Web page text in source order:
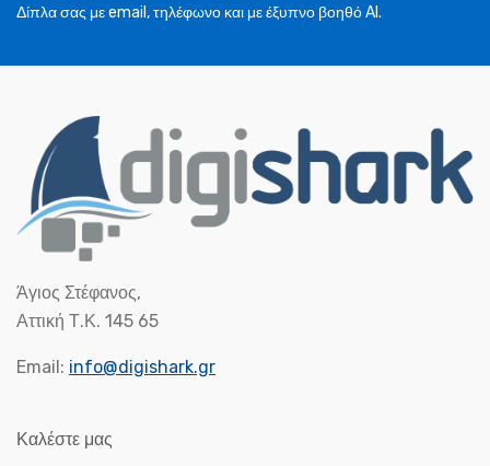
Δίπλα σας με email, τηλέφωνο και με έξυπνο βοηθό AI.
Άγιος Στέφανος,
Αττική Τ.Κ. 145 65
Email: info@digishark.gr
Καλέστε μας